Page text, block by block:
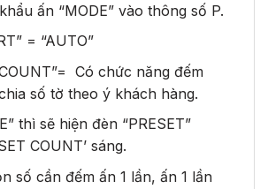
ấn “MODE” vào thông số P.
= “AUTO”
Có chức năng đếm
số tờ theo ý khách hàng.
thì sẽ hiện đèn “PRESET”
COUNT’ sáng.
số cần đếm ấn 1 lần, ấn 1 lần